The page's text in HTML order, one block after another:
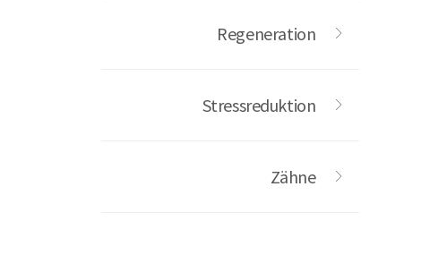
Regeneration
Stressreduktion
Zähne